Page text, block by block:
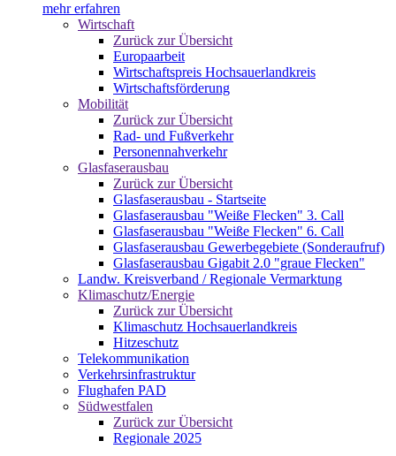
mehr erfahren
Wirtschaft
Zurück zur Übersicht
Europaarbeit
Wirtschaftspreis Hochsauerlandkreis
Wirtschaftsförderung
Mobilität
Zurück zur Übersicht
Rad- und Fußverkehr
Personennahverkehr
Glasfaserausbau
Zurück zur Übersicht
Glasfaserausbau - Startseite
Glasfaserausbau "Weiße Flecken" 3. Call
Glasfaserausbau "Weiße Flecken" 6. Call
Glasfaserausbau Gewerbegebiete (Sonderaufruf)
Glasfaserausbau Gigabit 2.0 "graue Flecken"
Landw. Kreisverband / Regionale Vermarktung
Klimaschutz/Energie
Zurück zur Übersicht
Klimaschutz Hochsauerlandkreis
Hitzeschutz
Telekommunikation
Verkehrsinfrastruktur
Flughafen PAD
Südwestfalen
Zurück zur Übersicht
Regionale 2025